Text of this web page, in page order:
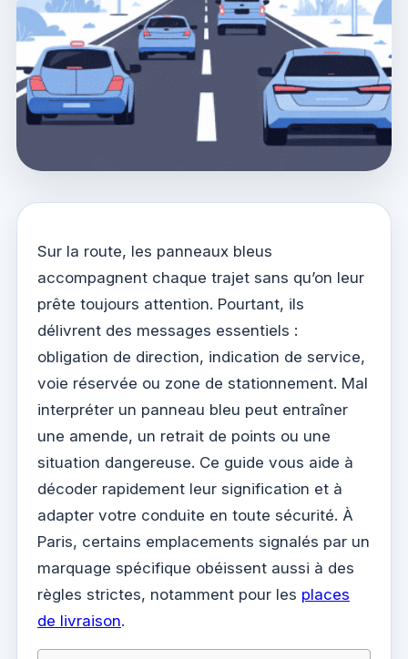
Sur la route, les panneaux bleus
accompagnent chaque trajet sans qu’on leur
prête toujours attention. Pourtant, ils
délivrent des messages essentiels :
obligation de direction, indication de service,
voie réservée ou zone de stationnement. Mal
interpréter un panneau bleu peut entraîner
une amende, un retrait de points ou une
situation dangereuse. Ce guide vous aide à
décoder rapidement leur signification et à
adapter votre conduite en toute sécurité. À
Paris, certains emplacements signalés par un
marquage spécifique obéissent aussi à des
règles strictes, notamment pour les places
de livraison.